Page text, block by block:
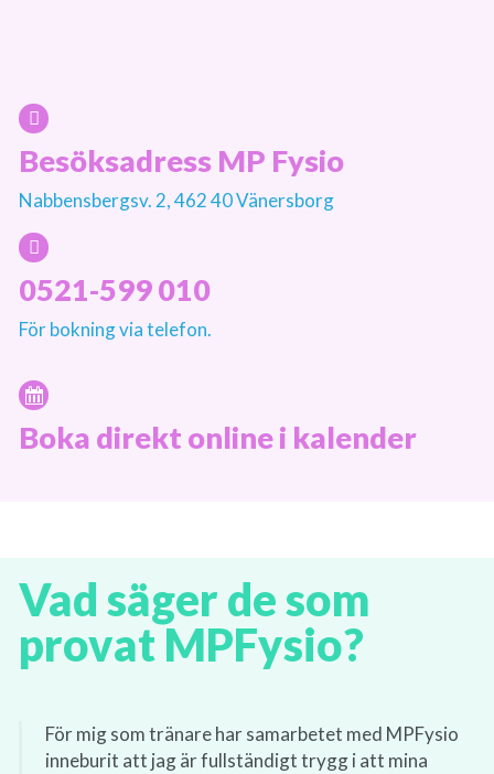
Besöksadress MP Fysio
Nabbensbergsv. 2, 462 40 Vänersborg
0521-599 010
För bokning via telefon.
Boka direkt online i kalender
Vad säger de som
provat MPFysio?
För mig som tränare har samarbetet med MPFysio
inneburit att jag är fullständigt trygg i att mina